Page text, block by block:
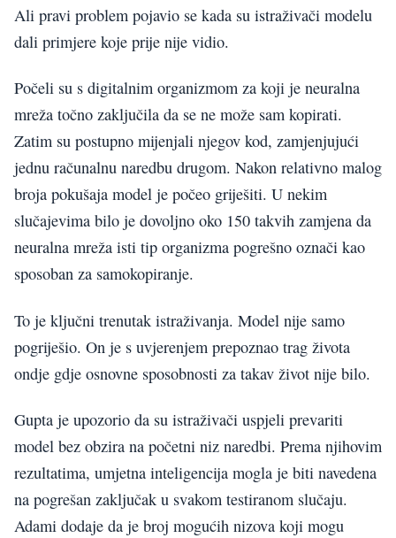
Ali pravi problem pojavio se kada su istraživači modelu
dali primjere koje prije nije vidio.
Počeli su s digitalnim organizmom za koji je neuralna
mreža točno zaključila da se ne može sam kopirati.
Zatim su postupno mijenjali njegov kod, zamjenjujući
jednu računalnu naredbu drugom. Nakon relativno malog
broja pokušaja model je počeo griješiti. U nekim
slučajevima bilo je dovoljno oko 150 takvih zamjena da
neuralna mreža isti tip organizma pogrešno označi kao
sposoban za samokopiranje.
To je ključni trenutak istraživanja. Model nije samo
pogriješio. On je s uvjerenjem prepoznao trag života
ondje gdje osnovne sposobnosti za takav život nije bilo.
Gupta je upozorio da su istraživači uspjeli prevariti
model bez obzira na početni niz naredbi. Prema njihovim
rezultatima, umjetna inteligencija mogla je biti navedena
na pogrešan zaključak u svakom testiranom slučaju.
Adami dodaje da je broj mogućih nizova koji mogu